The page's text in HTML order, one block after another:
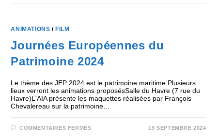
ANIMATIONS / FILM
Journées Européennes du
Patrimoine 2024
Le thème des JEP 2024 est le patrimoine maritime.Plusieurs
lieux verront les animations proposésSalle du Havre (7 rue du
Havre)L'AIA présente les maquettes réalisées par François
Chevalereau sur la patrimoine…
COMMENTAIRES FERMÉS 19 SEPTEMBRE 2024